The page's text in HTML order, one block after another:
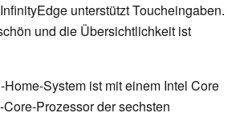
unterstützt Toucheingaben.
und die Übersichtlichkeit ist
System ist mit einem Intel Core
Prozessor der sechsten